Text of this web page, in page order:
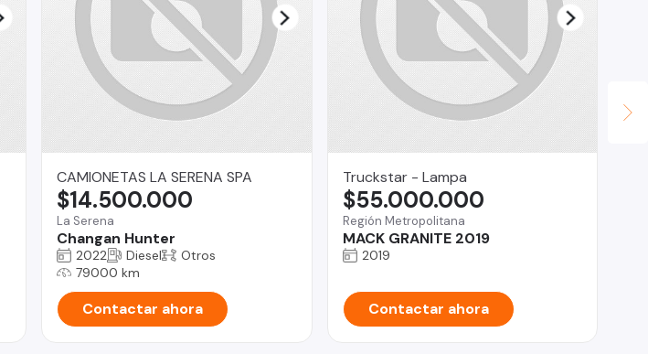
CAMIONETAS LA SERENA SPA
La Serena
Changan Hunter
$14.500.000
2022 Diesel
Otros
79000 km
Contactar ahora
Truckstar - Lampa
Región Metropolitana
MACK GRANITE 2019
$55.000.000
2019
Contactar ahora